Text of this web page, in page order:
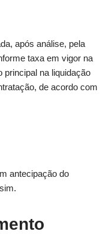
após análise, pela
taxa em vigor na
principal na liquidação
de acordo com
antecipação do